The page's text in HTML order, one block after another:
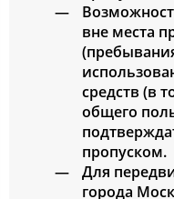
вне места
средств (в
общего
пропуском.
Для
города